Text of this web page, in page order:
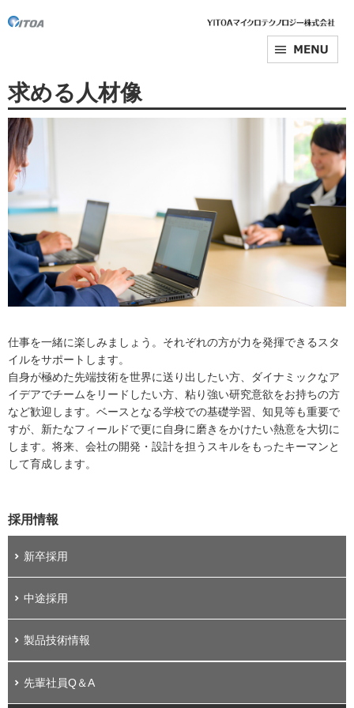
求める人材像
仕事を一緒に楽しみましょう。それぞれの方が力を発揮できるスタ
イルをサポートします。
自身が極めた先端技術を世界に送り出したい方、ダイナミックなア
イデアでチームをリードしたい方、粘り強い研究意欲をお持ちの方
など歓迎します。ベースとなる学校での基礎学習、知見等も重要で
すが、新たなフィールドで更に自身に磨きをかけたい熱意を大切に
します。将来、会社の開発・設計を担うスキルをもったキーマンと
して育成します。
採用情報
新卒採用
中途採用
製品技術情報
先輩社員Q＆A